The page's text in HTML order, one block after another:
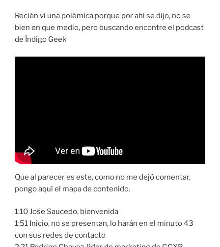
Recién vi una polémica porque por ahí se dijo, no se
bien en que medio, pero buscando encontre el podcast
de Índigo Geek
Que al parecer es este, como no me dejó comentar,
pongo aquí el mapa de contenido.
1:10 Jośe Saucedo, bienvenida
1:51 Inicio, no se presentan, lo harán en el minuto 43
con sus redes de contacto